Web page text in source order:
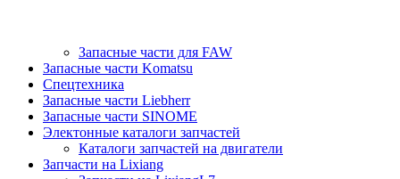
Запасные части для FAW
Запасные части Komatsu
Спецтехника
Запасные части Liebherr
Запасные части SINOME
Электонные каталоги запчастей
Каталоги запчастей на двигатели
Запчасти на Lixiang